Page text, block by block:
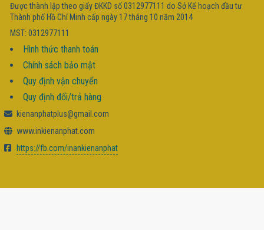
Được thành lập theo giấy ĐKKD số 0312977111 do Sở Kế hoạch đầu tư
Thành phố Hồ Chí Minh cấp ngày 17 tháng 10 năm 2014
MST: 0312977111
Hình thức thanh toán
Chính sách bảo mật
Quy định vận chuyển
Quy định đổi/trả hàng
kienanphatplus@gmail.com
www.inkienanphat.com
https://fb.com/inankienanphat